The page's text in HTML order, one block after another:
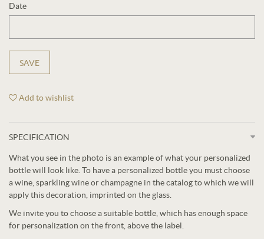
Date
SAVE
Add to wishlist
SPECIFICATION
What you see in the photo is an example of what your personalized
bottle will look like. To have a personalized bottle you must choose
a wine, sparkling wine or champagne in the catalog to which we will
apply this decoration, imprinted on the glass.
We invite you to choose a suitable bottle, which has enough space
for personalization on the front, above the label.